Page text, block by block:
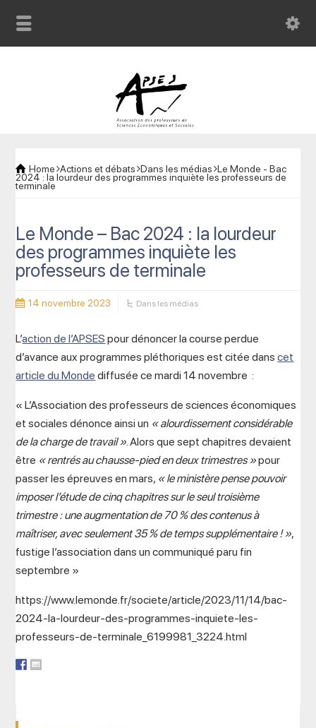
Home Actions et débats Dans les médias Le Monde - Bac
2024 : la lourdeur des programmes inquiète les professeurs de
terminale
Le Monde – Bac 2024 : la lourdeur
des programmes inquiète les
professeurs de terminale
14 novembre 2023 Dans les médias
L’action de l’APSES pour dénoncer la course perdue
d’avance aux programmes pléthoriques est citée danscet
article du Monde diffusée ce mardi 14 novembre :
« L’Association des professeurs de sciences économiques
et sociales dénonce ainsi un « alourdissement considérable
de la charge de travail ». Alors que sept chapitres devaient
être « rentrés au chausse-pied en deux trimestres »pour
passer les épreuves en mars, « le ministère pense pouvoir
imposer l’étude de cinq chapitres sur le seul troisième
trimestre : une augmentation de 70 % des contenus à
maîtriser, avec seulement 35 % de temps supplémentaire ! »,
fustige l’association dans un communiqué paru fin
septembre »
https://www.lemonde.fr/societe/article/2023/11/14/bac-
2024-la-lourdeur-des-programmes-inquiete-les-
professeurs-de-terminale_6199981_3224.html